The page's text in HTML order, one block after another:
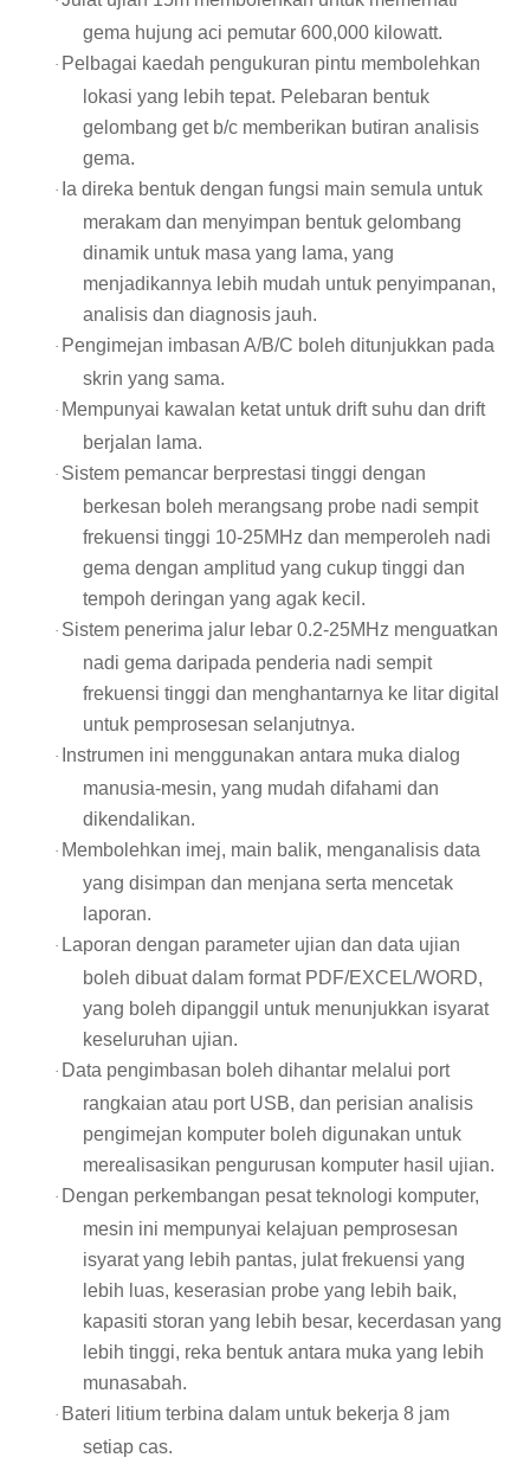
gema hujung aci pemutar 600,000 kilowatt.
· Pelbagai kaedah pengukuran pintu membolehkan
lokasi yang lebih tepat. Pelebaran bentuk
gelombang get b/c memberikan butiran analisis
gema.
· Ia direka bentuk dengan fungsi main semula untuk
merakam dan menyimpan bentuk gelombang
dinamik untuk masa yang lama, yang
menjadikannya lebih mudah untuk penyimpanan,
analisis dan diagnosis jauh.
· Pengimejan imbasan A/B/C boleh ditunjukkan pada
skrin yang sama.
· Mempunyai kawalan ketat untuk drift suhu dan drift
berjalan lama.
· Sistem pemancar berprestasi tinggi dengan
berkesan boleh merangsang probe nadi sempit
frekuensi tinggi 10-25MHz dan memperoleh nadi
gema dengan amplitud yang cukup tinggi dan
tempoh deringan yang agak kecil.
· Sistem penerima jalur lebar 0.2-25MHz menguatkan
nadi gema daripada penderia nadi sempit
frekuensi tinggi dan menghantarnya ke litar digital
untuk pemprosesan selanjutnya.
· Instrumen ini menggunakan antara muka dialog
manusia-mesin, yang mudah difahami dan
dikendalikan.
· Membolehkan imej, main balik, menganalisis data
yang disimpan dan menjana serta mencetak
laporan.
· Laporan dengan parameter ujian dan data ujian
boleh dibuat dalam format PDF/EXCEL/WORD,
yang boleh dipanggil untuk menunjukkan isyarat
keseluruhan ujian.
· Data pengimbasan boleh dihantar melalui port
rangkaian atau port USB, dan perisian analisis
pengimejan komputer boleh digunakan untuk
merealisasikan pengurusan komputer hasil ujian.
· Dengan perkembangan pesat teknologi komputer,
mesin ini mempunyai kelajuan pemprosesan
isyarat yang lebih pantas, julat frekuensi yang
lebih luas, keserasian probe yang lebih baik,
kapasiti storan yang lebih besar, kecerdasan yang
lebih tinggi, reka bentuk antara muka yang lebih
munasabah.
· Bateri litium terbina dalam untuk bekerja 8 jam
setiap cas.